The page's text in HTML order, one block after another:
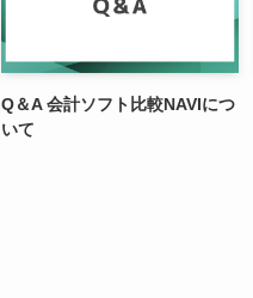
Q＆A 会計ソフト比較NAVIにつ
いて